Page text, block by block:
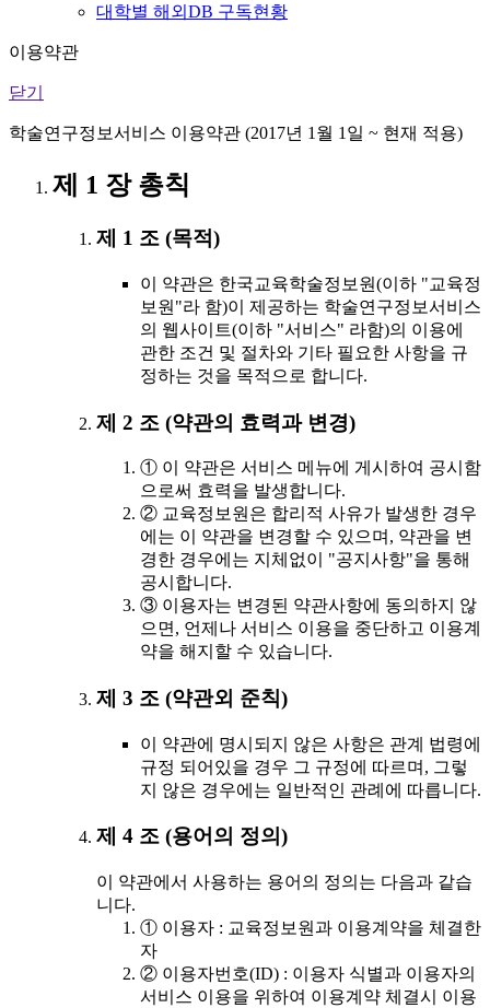
대학별 해외DB 구독현황
이용약관
닫기
학술연구정보서비스 이용약관 (2017년 1월 1일 ~ 현재 적용)
제 1 장 총칙
제 1 조 (목적)
이 약관은 한국교육학술정보원(이하 "교육정
보원"라 함)이 제공하는 학술연구정보서비스
의 웹사이트(이하 "서비스" 라함)의 이용에
관한 조건 및 절차와 기타 필요한 사항을 규
정하는 것을 목적으로 합니다.
제 2 조 (약관의 효력과 변경)
① 이 약관은 서비스 메뉴에 게시하여 공시함
으로써 효력을 발생합니다.
② 교육정보원은 합리적 사유가 발생한 경우
에는 이 약관을 변경할 수 있으며, 약관을 변
경한 경우에는 지체없이 "공지사항"을 통해
공시합니다.
③ 이용자는 변경된 약관사항에 동의하지 않
으면, 언제나 서비스 이용을 중단하고 이용계
약을 해지할 수 있습니다.
제 3 조 (약관외 준칙)
이 약관에 명시되지 않은 사항은 관계 법령에
규정 되어있을 경우 그 규정에 따르며, 그렇
지 않은 경우에는 일반적인 관례에 따릅니다.
제 4 조 (용어의 정의)
이 약관에서 사용하는 용어의 정의는 다음과 같습
니다.
① 이용자 : 교육정보원과 이용계약을 체결한
자
② 이용자번호(ID) : 이용자 식별과 이용자의
서비스 이용을 위하여 이용계약 체결시 이용